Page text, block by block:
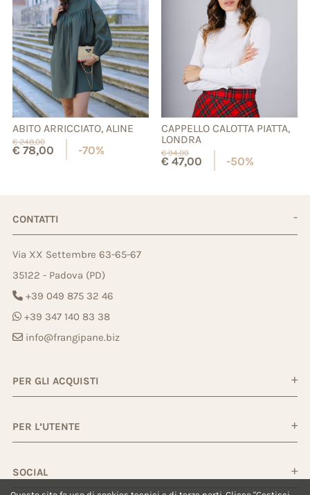
ABITO ARRICCIATO, ALINE
€248,00
€78,00 -70%
CAPPELLO CALOTTA PIATTA,
LONDRA
€94,00
€47,00 -50%
CONTATTI
Via XX Settembre 63-65-67
35122 - Padova (PD)
+39 049 875 32 46
+39 347 140 83 38
info@frangipane.biz
PER GLI ACQUISTI
PER L’UTENTE
SOCIAL